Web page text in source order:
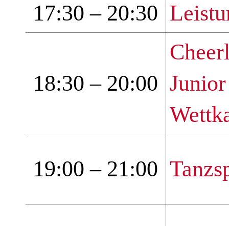
17:30 – 20:30
18:30 – 20:00
19:00 – 21:00